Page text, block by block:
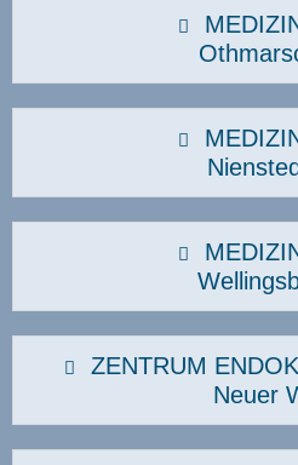
ZENTRUM
Neuer